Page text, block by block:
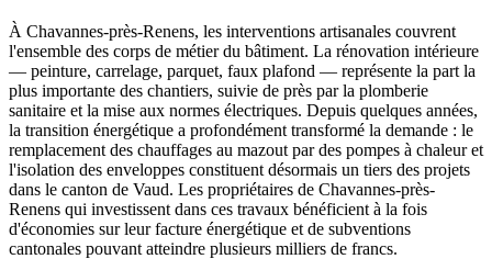
À Chavannes-près-Renens, les interventions artisanales couvrent
l'ensemble des corps de métier du bâtiment. La rénovation intérieure
— peinture, carrelage, parquet, faux plafond — représente la part la
plus importante des chantiers, suivie de près par la plomberie
sanitaire et la mise aux normes électriques. Depuis quelques années,
la transition énergétique a profondément transformé la demande : le
remplacement des chauffages au mazout par des pompes à chaleur et
l'isolation des enveloppes constituent désormais un tiers des projets
dans le canton de Vaud. Les propriétaires de Chavannes-près-
Renens qui investissent dans ces travaux bénéficient à la fois
d'économies sur leur facture énergétique et de subventions
cantonales pouvant atteindre plusieurs milliers de francs.